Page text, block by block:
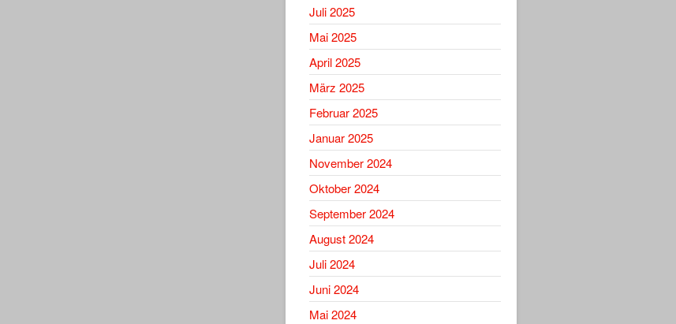
Juli 2025
Mai 2025
April 2025
März 2025
Februar 2025
Januar 2025
November 2024
Oktober 2024
September 2024
August 2024
Juli 2024
Juni 2024
Mai 2024